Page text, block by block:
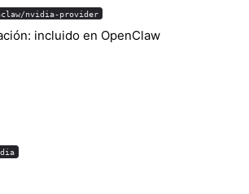
nvidia-provider
incluido en OpenClaw